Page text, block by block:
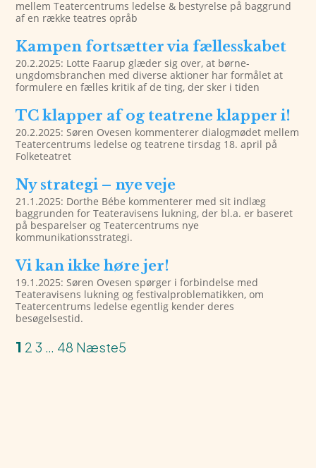
mellem Teatercentrums ledelse & bestyrelse på baggrund
af en række teatres opråb
Kampen fortsætter via fællesskabet
20.2.2025: Lotte Faarup glæder sig over, at børne-
ungdomsbranchen med diverse aktioner har formålet at
formulere en fælles kritik af de ting, der sker i tiden
TC klapper af og teatrene klapper i!
20.2.2025: Søren Ovesen kommenterer dialogmødet mellem
Teatercentrums ledelse og teatrene tirsdag 18. april på
Folketeatret
Ny strategi – nye veje
21.1.2025: Dorthe Bébe kommenterer med sit indlæg
baggrunden for Teateravisens lukning, der bl.a. er baseret
på besparelser og Teatercentrums nye
kommunikationsstrategi.
Vi kan ikke høre jer!
19.1.2025: Søren Ovesen spørger i forbindelse med
Teateravisens lukning og festivalproblematikken, om
Teatercentrums ledelse egentlig kender deres
besøgelsestid.
1 2 3 … 48 Næste